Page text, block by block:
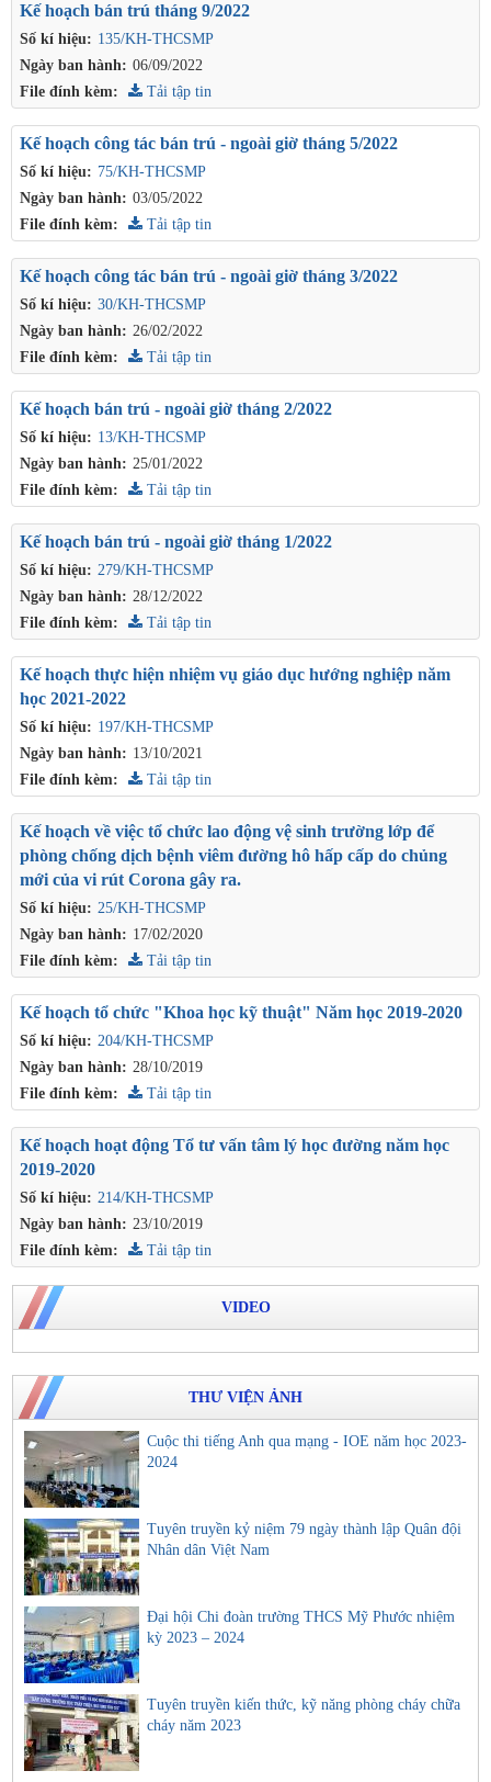
Số kí hiệu: 135/KH-THCSMP
Ngày ban hành: 06/09/2022
Kế hoạch bán trú tháng 9/2022
File đính kèm: Tải tập tin
Số kí hiệu: 75/KH-THCSMP
Ngày ban hành: 03/05/2022
Kế hoạch công tác bán trú - ngoài giờ tháng 5/2022
File đính kèm: Tải tập tin
Số kí hiệu: 30/KH-THCSMP
Ngày ban hành: 26/02/2022
Kế hoạch công tác bán trú - ngoài giờ tháng 3/2022
File đính kèm: Tải tập tin
Số kí hiệu: 13/KH-THCSMP
Ngày ban hành: 25/01/2022
Kế hoạch bán trú - ngoài giờ tháng 2/2022
File đính kèm: Tải tập tin
Số kí hiệu: 279/KH-THCSMP
Ngày ban hành: 28/12/2022
Kế hoạch bán trú - ngoài giờ tháng 1/2022
File đính kèm: Tải tập tin
Số kí hiệu: 197/KH-THCSMP
Ngày ban hành: 13/10/2021
Kế hoạch thực hiện nhiệm vụ giáo dục hướng nghiệp năm
học 2021-2022
File đính kèm: Tải tập tin
Số kí hiệu: 25/KH-THCSMP
Ngày ban hành: 17/02/2020
Kế hoạch về việc tổ chức lao động vệ sinh trường lớp để
phòng chống dịch bệnh viêm đường hô hấp cấp do chủng
mới của vi rút Corona gây ra.
File đính kèm: Tải tập tin
Số kí hiệu: 204/KH-THCSMP
Ngày ban hành: 28/10/2019
Kế hoạch tổ chức "Khoa học kỹ thuật" Năm học 2019-2020
File đính kèm: Tải tập tin
Số kí hiệu: 214/KH-THCSMP
Ngày ban hành: 23/10/2019
Kế hoạch hoạt động Tổ tư vấn tâm lý học đường năm học
2019-2020
File đính kèm: Tải tập tin
VIDEO
THƯ VIỆN ẢNH
Cuộc thi tiếng Anh qua mạng - IOE năm học 2023-
2024
Tuyên truyền kỷ niệm 79 ngày thành lập Quân đội
Nhân dân Việt Nam
Đại hội Chi đoàn trường THCS Mỹ Phước nhiệm
kỳ 2023 – 2024
Tuyên truyền kiến thức, kỹ năng phòng cháy chữa
cháy năm 2023